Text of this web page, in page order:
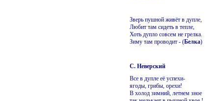
Зверь пушной живёт в дупле,
Любит там сидеть в тепле,
Хоть дупло совсем не грелка.
Зиму там проводит - (Белка)
С. Неверский
Все в дупле её успехи-
ягоды, грибы, орехи!
В холод зимний, летнем зное